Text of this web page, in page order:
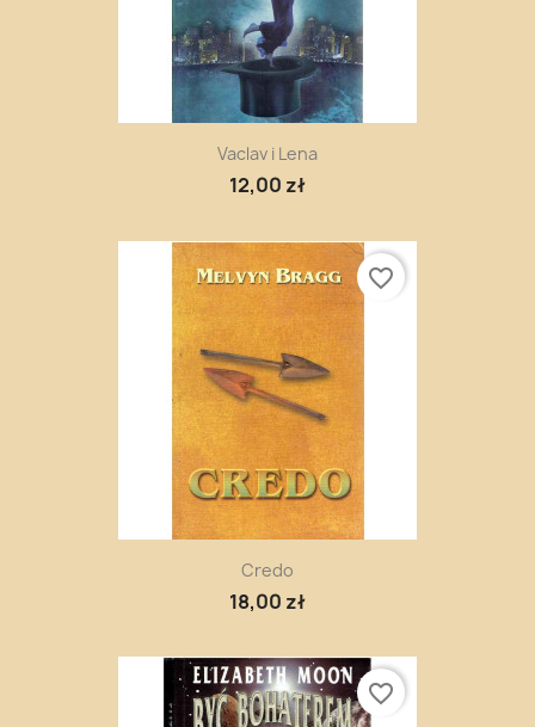
Vaclav i Lena
12,00 zł
Credo
18,00 zł
favorite_border
favorite_border